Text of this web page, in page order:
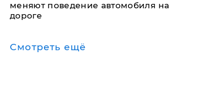
меняют поведение автомобиля на
дороге
Смотреть ещё